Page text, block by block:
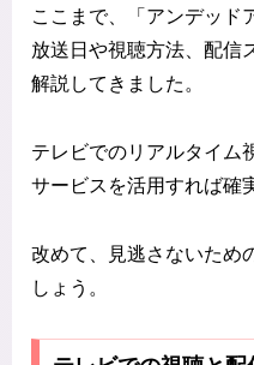
ここまで、「アンデッド
放送日や視聴方法、配信
解説してきました。
テレビでのリアルタイム
サービスを活用すれば確
改めて、見逃さないため
しょう。